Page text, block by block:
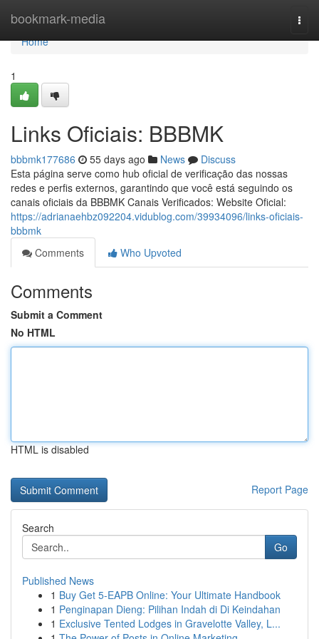
bookmark-media
Home
Home
1
Links Oficiais: BBBMK
bbbmk177686 55 days ago News
Discuss
Esta página serve como hub oficial de verificação das nossas
redes e perfis externos, garantindo que você está seguindo os
canais oficiais da BBBMK Canais Verificados: Website Oficial:
https://adrianaehbz092204.vidublog.com/39934096/links-oficiais-
bbbmk
Comments
Who Upvoted
Comments
Submit a Comment
No HTML
HTML is disabled
Report Page
Search
Go
Published News
1 Buy Get 5-EAPB Online: Your Ultimate Handbook
1 Penginapan Dieng: Pilihan Indah di Di Keindahan
1 Exclusive Tented Lodges in Gravelotte Valley, L...